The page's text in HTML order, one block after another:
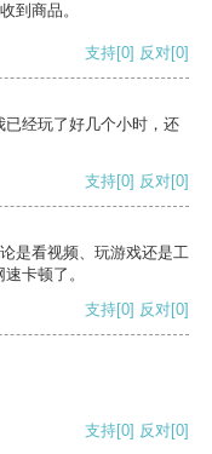
到商品。
支持[0] 反对[0]
经玩了好几个小时，还
支持[0] 反对[0]
是看视频、玩游戏还是工
卡顿了。
支持[0] 反对[0]
支持[0] 反对[0]